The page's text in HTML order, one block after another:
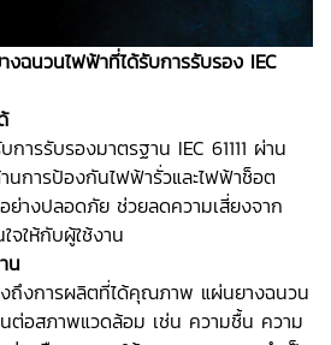
งฉนวนไฟฟ้าที่ได้รับการรับรอง IEC
ารรับรองมาตรฐาน IEC 61111 ผ่าน
นการป้องกันไฟฟ้ารั่วและไฟฟ้าช็อต
ย่างปลอดภัย ช่วยลดความเสี่ยงจาก
จให้กับผู้ใช้งาน
น
ถึงการผลิตที่ได้คุณภาพ แผ่นยางฉนวน
ต่อสภาพแวดล้อม เช่น ความชื้น ความ